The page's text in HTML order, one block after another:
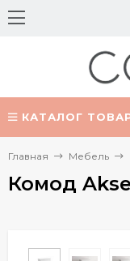
КАТАЛОГ
Главная Мебель
Комод